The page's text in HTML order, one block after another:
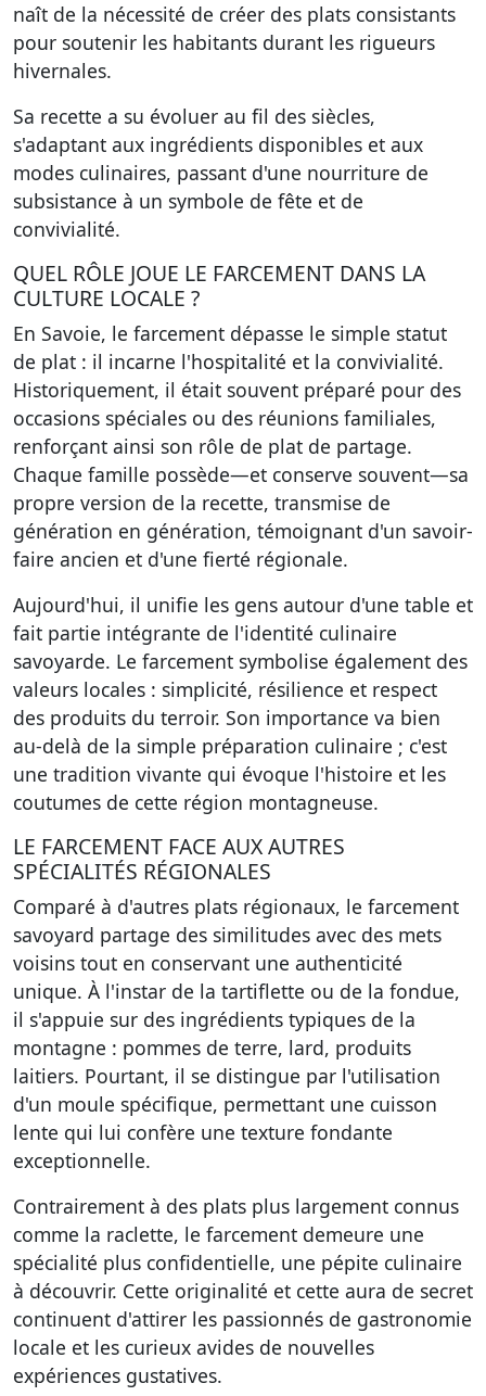
naît de la nécessité de créer des plats consistants
pour soutenir les habitants durant les rigueurs
hivernales.
Sa recette a su évoluer au fil des siècles,
s'adaptant aux ingrédients disponibles et aux
modes culinaires, passant d'une nourriture de
subsistance à un symbole de fête et de
convivialité.
QUEL RÔLE JOUE LE FARCEMENT DANS LA
CULTURE LOCALE ?
En Savoie, le farcement dépasse le simple statut
de plat : il incarne l'hospitalité et la convivialité.
Historiquement, il était souvent préparé pour des
occasions spéciales ou des réunions familiales,
renforçant ainsi son rôle de plat de partage.
Chaque famille possède—et conserve souvent—sa
propre version de la recette, transmise de
génération en génération, témoignant d'un savoir-
faire ancien et d'une fierté régionale.
Aujourd'hui, il unifie les gens autour d'une table et
fait partie intégrante de l'identité culinaire
savoyarde. Le farcement symbolise également des
valeurs locales : simplicité, résilience et respect
des produits du terroir. Son importance va bien
au-delà de la simple préparation culinaire ; c'est
une tradition vivante qui évoque l'histoire et les
coutumes de cette région montagneuse.
LE FARCEMENT FACE AUX AUTRES
SPÉCIALITÉS RÉGIONALES
Comparé à d'autres plats régionaux, le farcement
savoyard partage des similitudes avec des mets
voisins tout en conservant une authenticité
unique. À l'instar de la tartiflette ou de la fondue,
il s'appuie sur des ingrédients typiques de la
montagne : pommes de terre, lard, produits
laitiers. Pourtant, il se distingue par l'utilisation
d'un moule spécifique, permettant une cuisson
lente qui lui confère une texture fondante
exceptionnelle.
Contrairement à des plats plus largement connus
comme la raclette, le farcement demeure une
spécialité plus confidentielle, une pépite culinaire
à découvrir. Cette originalité et cette aura de secret
continuent d'attirer les passionnés de gastronomie
locale et les curieux avides de nouvelles
expériences gustatives.